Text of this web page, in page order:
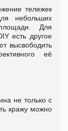
тележек
небольших
Для
есть другое
высвободить
её
не только с
кражу можно